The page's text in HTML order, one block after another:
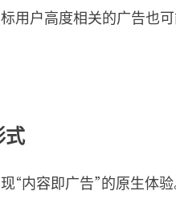
用户高度相关的广告也
式
“内容即广告”的原生体